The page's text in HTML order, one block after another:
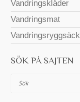
Vandringskläder
Vandringsmat
Vandringsryggsäck
SÖK PÅ SAJTEN
Sök